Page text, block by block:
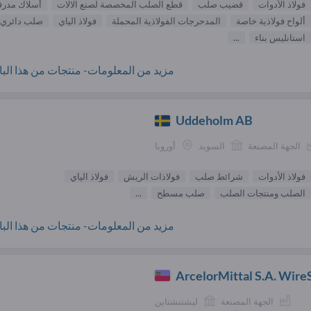
فولاذ الأدوات قضيب صلب قطع الصلب المخصصة لصنع الالات
أسلاك
ألواح فولاذية خاصة
المدحرجات الفولاذية المحملة فولاذ الياي
صلب دائري
استانليس بناء
...
مزيد من المعلومات- منتجات من هذا
Uddeholm AB
الجهة المصنعة السويد أوروبا
فولاذ الأدوات شرائط صلب فولاذات الريش
فولاذ الياي
الصلب ومنتجات الصلب
صلب مسطح ...
مزيد من المعلومات- منتجات من هذا
ArcelorMittal S.A.
الجهة المصنعة
ليشتنشتاين